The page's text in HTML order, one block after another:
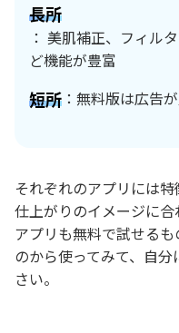
長所
： 美肌補正、フィル
ど機能が豊富
短所 ：無料版は広告
それぞれのアプリには
仕上がりのイメージに
アプリも無料で試せる
のから使ってみて、自
さい。